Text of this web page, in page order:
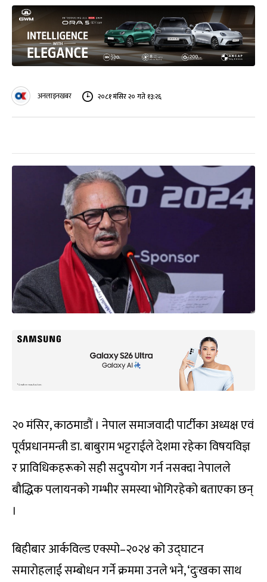
अनलाइनखबर २०८१ मंसिर २० गते १३:२६
२० मंसिर, काठमाडौं । नेपाल समाजवादी पार्टीका अध्यक्ष एवं
पूर्वप्रधानमन्त्री डा. बाबुराम भट्टराईले देशमा रहेका विषयविज्ञ
र प्राविधिकहरूको सही सदुपयोग गर्न नसक्दा नेपालले
बौद्धिक पलायनको गम्भीर समस्या भोगिरहेको बताएका छन्
।
बिहीबार आर्कविल्ड एक्स्पो–२०२४ को उद्घाटन
समारोहलाई सम्बोधन गर्ने क्रममा उनले भने, ‘दुःखका साथ